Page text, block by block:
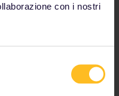
con i nostri